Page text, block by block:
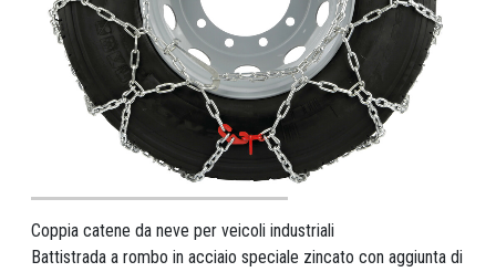
Coppia catene da neve per veicoli industriali
Battistrada a rombo in acciaio speciale zincato con aggiunta di